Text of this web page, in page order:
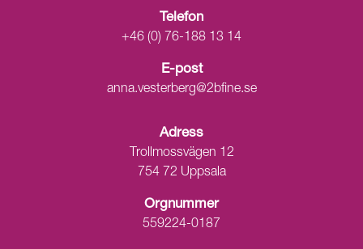
Telefon
+46 (0) 76-188 13 14
E-post
anna.vesterberg@2bfine.se
Adress
Trollmossvägen 12
754 72 Uppsala
Orgnummer
559224-0187